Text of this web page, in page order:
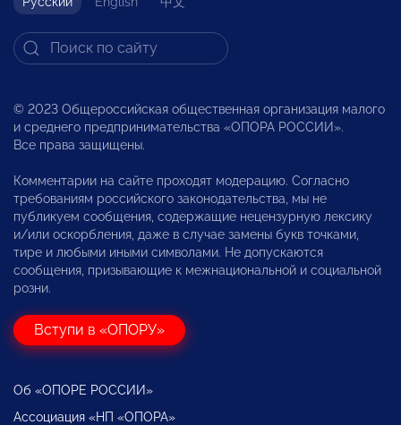
© 2023 Общероссийская общественная организация малого
и среднего предпринимательства «ОПОРА РОССИИ».
Все права защищены.
Комментарии на сайте проходят модерацию. Согласно
требованиям российского законодательства, мы не
публикуем сообщения, содержащие нецензурную лексику
и/или оскорбления, даже в случае замены букв точками,
тире и любыми иными символами. Не допускаются
сообщения, призывающие к межнациональной и социальной
розни.
Вступи в «ОПОРУ»
Об «ОПОРЕ РОССИИ»
Ассоциация «НП «ОПОРА»